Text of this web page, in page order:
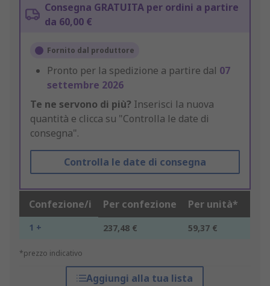
Consegna GRATUITA per ordini a partire
da 60,00 €
Fornito dal produttore
Pronto per la spedizione a partire dal 07
settembre 2026
Te ne servono di più? Inserisci la nuova
quantità e clicca su "Controlla le date di
consegna".
Controlla le date di consegna
Confezione/i Per confezione Per unità*
1 + 237,48 € 59,37 €
*prezzo indicativo
Aggiungi alla tua lista